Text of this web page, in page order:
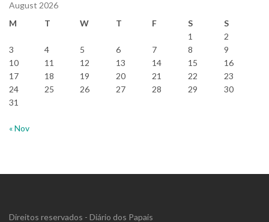
August 2026
M
T W T F S
S
1
2
3
4 5 6 7 8
9
10
11 12 13 14 15
16
17
18 19 20 21 22
23
24
25 26 27 28 29
30
31
« Nov
Direitos reservados - Diário dos Papais